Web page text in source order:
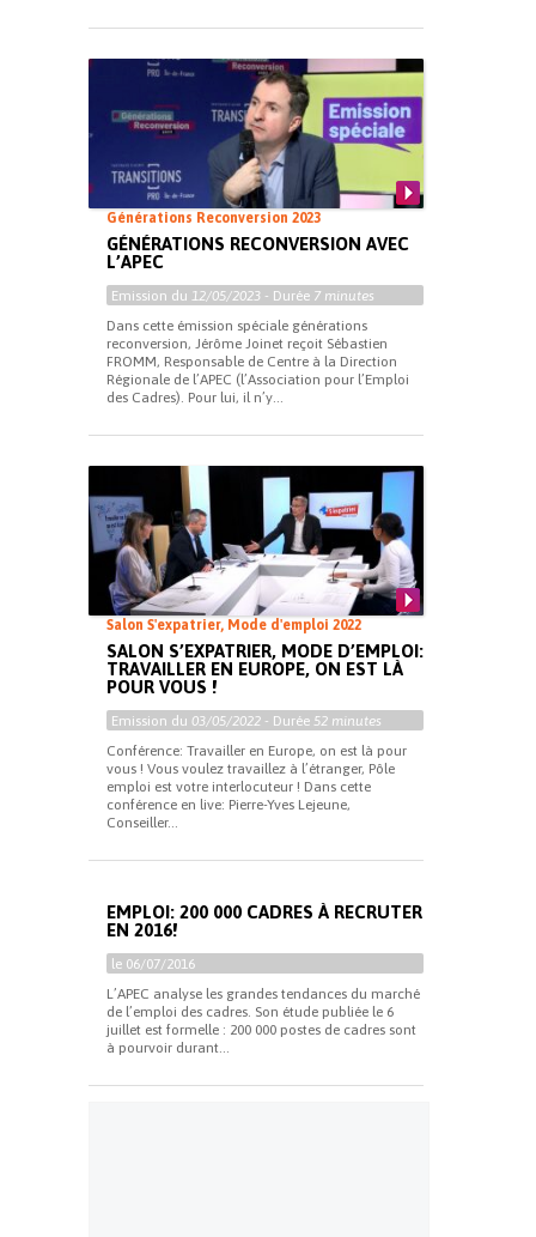
Générations Reconversion 2023
GÉNÉRATIONS RECONVERSION AVEC
L’APEC
Emission du 12/05/2023 - Durée 7 minutes
Dans cette émission spéciale générations
reconversion, Jérôme Joinet reçoit Sébastien
FROMM, Responsable de Centre à la Direction
Régionale de l’APEC (l’Association pour l’Emploi
des Cadres). Pour lui, il n’y...
Salon S'expatrier, Mode d'emploi 2022
SALON S’EXPATRIER, MODE D’EMPLOI:
TRAVAILLER EN EUROPE, ON EST LÀ
POUR VOUS !
Emission du 03/05/2022 - Durée 52 minutes
Conférence: Travailler en Europe, on est là pour
vous ! Vous voulez travaillez à l’étranger, Pôle
emploi est votre interlocuteur ! Dans cette
conférence en live: Pierre-Yves Lejeune,
Conseiller...
EMPLOI: 200 000 CADRES À RECRUTER
EN 2016!
le 06/07/2016
L’APEC analyse les grandes tendances du marché
de l’emploi des cadres. Son étude publiée le 6
juillet est formelle : 200 000 postes de cadres sont
à pourvoir durant...